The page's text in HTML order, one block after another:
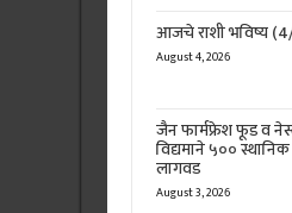
आजचे राशी भविष्य
August 4, 2026
जैन फार्मफ्रेश फूड व
विद्यमाने ५०० स्थानिक
लागवड
August 3, 2026